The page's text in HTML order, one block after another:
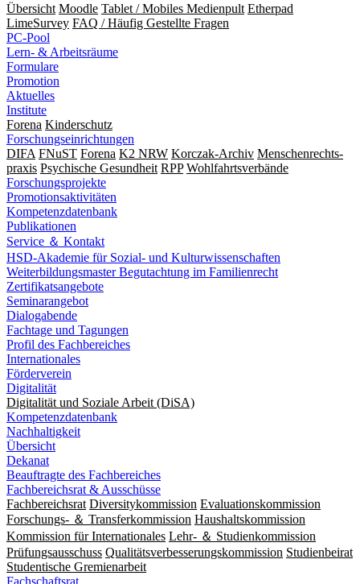
Übersicht Moodle Tablet / Mobiles Medienpult Etherpad
LimeSurvey FAQ / Häufig Gestellte Fragen
PC-Pool
Lern- & Arbeitsräume
Formulare
Promotion
Aktuelles
Institute
Forena Kinderschutz
Forschungseinrichtungen
DIFA FNuST Forena K2 NRW Korczak-Archiv Men­schen­rechts­
praxis Psy­chische Gesund­heit RPP Wohlfahrts­verbände
Forschungsprojekte
Promotionsaktivitäten
Kompetenzdatenbank
Publikationen
Service ＆ Kontakt
HSD-Akademie für Sozial- und Kulturwissenschaften
Weiterbildungsmaster Begutachtung im Familienrecht
Zertifikatsangebote
Seminarangebot
Dialogabende
Fachtage und Tagungen
Profil des Fachbereiches
Internationales
Förderverein
Digitalität
Digitalität und Soziale Arbeit (DiSA)
Kompetenzdatenbank
Nachhaltigkeit
Übersicht
Dekanat
Beauftragte des Fachbereiches
Fachbereichsrat & Ausschüsse
Fachbereichsrat Diversitykommission Evaluationskommission
Forschungs- ＆ Transferkommission Haushaltskommission
Kommission für Internationales Lehr- ＆ Studienkommission
Prüfungsausschuss Qualitätsverbesserungskommission Studienbeirat
Studentische Gremienarbeit
Fachschaftsrat